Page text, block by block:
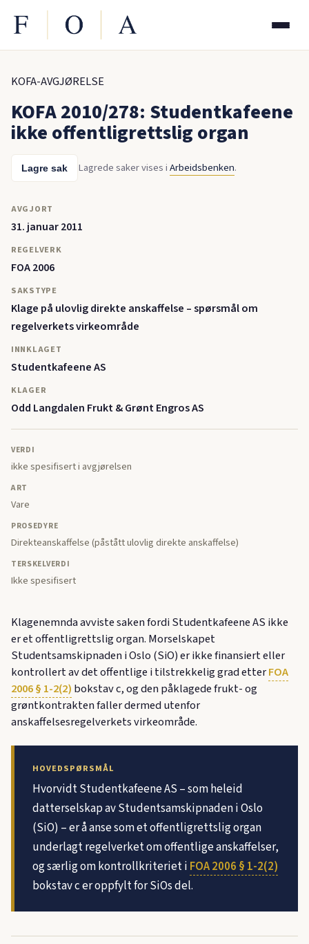
KOFA-AVGJØRELSE
KOFA 2010/278: Studentkafeene
ikke offentligrettslig organ
Lagre sak Lagrede saker vises iArbeidsbenken.
AVGJORT
31. januar 2011
REGELVERK
FOA 2006
SAKSTYPE
Klage på ulovlig direkte anskaffelse – spørsmål om
regelverkets virkeområde
INNKLAGET
Studentkafeene AS
KLAGER
Odd Langdalen Frukt & Grønt Engros AS
VERDI
ikke spesifisert i avgjørelsen
ART
Vare
PROSEDYRE
Direkteanskaffelse (påstått ulovlig direkte anskaffelse)
TERSKELVERDI
Ikke spesifisert
Klagenemnda avviste saken fordi Studentkafeene AS ikke
er et offentligrettslig organ. Morselskapet
Studentsamskipnaden i Oslo (SiO) er ikke finansiert eller
kontrollert av det offentlige i tilstrekkelig grad etterFOA
2006 § 1-2(2) bokstav c, og den påklagede frukt- og
grøntkontrakten faller dermed utenfor
anskaffelsesregelverkets virkeområde.
HOVEDSPØRSMÅL
Hvorvidt Studentkafeene AS – som heleid
datterselskap av Studentsamskipnaden i Oslo
(SiO) – er å anse som et offentligrettslig organ
underlagt regelverket om offentlige anskaffelser,
og særlig om kontrollkriteriet i FOA 2006 § 1-2(2)
bokstav c er oppfylt for SiOs del.